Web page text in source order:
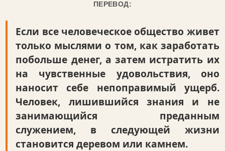
ПЕРЕВОД:
Если все человеческое общество живет
только мыслями о том, как заработать
побольше денег, а затем истратить их
на чувственные удовольствия, оно
наносит себе непоправимый ущерб.
Человек, лишившийся знания и не
занимающийся преданным
служением, в следующей жизни
становится деревом или камнем.